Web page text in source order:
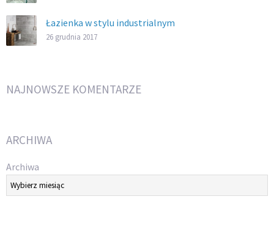
Łazienka w stylu industrialnym
26 grudnia 2017
NAJNOWSZE KOMENTARZE
ARCHIWA
Archiwa